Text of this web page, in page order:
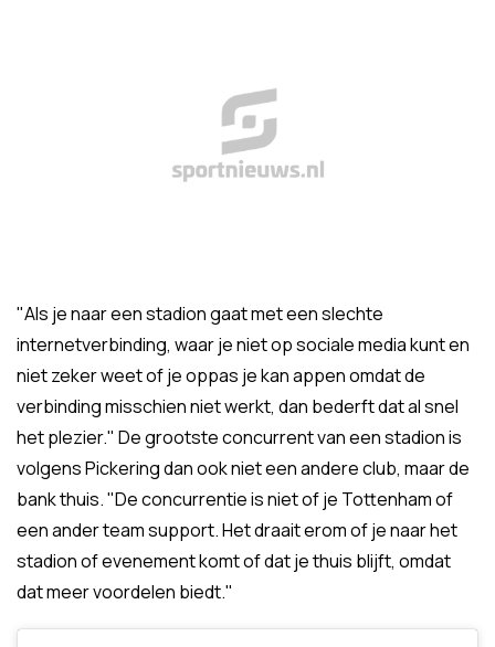
"Als je naar een stadion gaat met een slechte
internetverbinding, waar je niet op sociale media kunt en
niet zeker weet of je oppas je kan appen omdat de
verbinding misschien niet werkt, dan bederft dat al snel
het plezier." De grootste concurrent van een stadion is
volgens Pickering dan ook niet een andere club, maar de
bank thuis. "De concurrentie is niet of je Tottenham of
een ander team support. Het draait erom of je naar het
stadion of evenement komt of dat je thuis blijft, omdat
dat meer voordelen biedt."